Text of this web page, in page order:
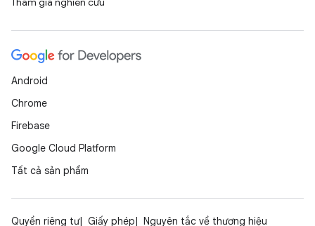
Android
Chrome
Firebase
Google Cloud Platform
Tất cả sản phẩm
Quyền riêng tư Giấy phép Nguyên tắc về thương hiệu